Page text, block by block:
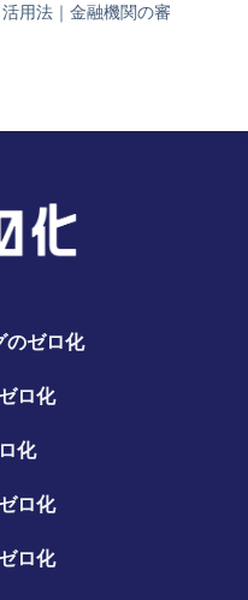
用法｜金融機関の審
のゼロ化
ロ化
化
ロ化
ロ化